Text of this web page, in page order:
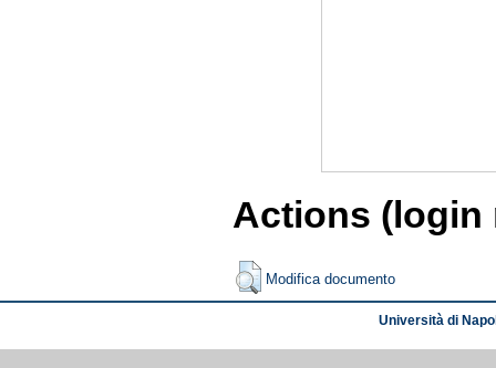
Actions (login
Modifica documento
Università di